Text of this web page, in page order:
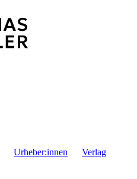
Urheber:innen Verlag